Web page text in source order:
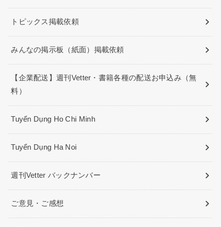
トピックス掲載依頼
みんなの掲示板（紙面）掲載依頼
【企業配送】週刊Vetter・書籍各種の配送お申込み（無
料）
Tuyển Dụng Ho Chi Minh
Tuyển Dụng Ha Noi
週刊Vetter バックナンバー
ご意見・ご感想